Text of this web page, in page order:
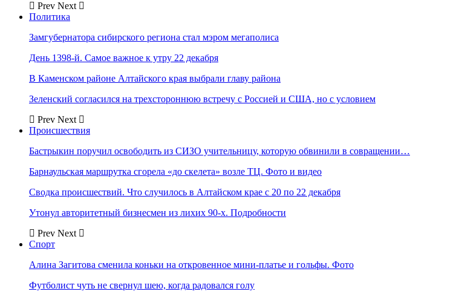
Prev Next
Политика
Замгубернатора сибирского региона стал мэром мегаполиса
День 1398-й. Самое важное к утру 22 декабря
В Каменском районе Алтайского края выбрали главу района
Зеленский согласился на трехстороннюю встречу с Россией и США, но с условием
Prev Next
Происшествия
Бастрыкин поручил освободить из СИЗО учительницу, которую обвинили в совращении…
Барнаульская маршрутка сгорела «до скелета» возле ТЦ. Фото и видео
Сводка происшествий. Что случилось в Алтайском крае с 20 по 22 декабря
Утонул авторитетный бизнесмен из лихих 90-х. Подробности
Prev Next
Спорт
Алина Загитова сменила коньки на откровенное мини-платье и гольфы. Фото
Футболист чуть не свернул шею, когда радовался голу